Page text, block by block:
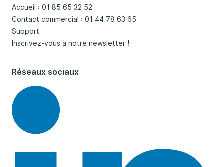
Accueil : 01 85 65 32 52
Contact commercial : 01 44 78 63 65
Support
Inscrivez-vous à notre newsletter !
Réseaux sociaux